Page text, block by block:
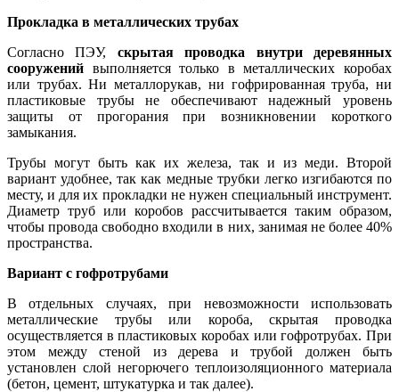
Прокладка в металлических трубах
СогласноПЭУ, скрытая проводка внутри деревянных
сооружений выполняется только в металлических коробах
или трубах. Ниметаллорукав, ни гофрированная труба, ни
пластиковые трубы не обеспечивают надежный уровень
защиты от прогорания при возникновении короткого
замыкания.
Трубы могут быть как их железа, так и из меди. Второй
вариант удобнее, так как медные трубки легко изгибаются по
месту, и для их прокладки не нужен специальный инструмент.
Диаметр труб или коробов рассчитывается таким образом,
чтобы провода свободно входили в них, занимая не более 40%
пространства.
Вариант с гофротрубами
В отдельных случаях, при невозможности использовать
металлические трубы или короба, скрытая проводка
осуществляется в пластиковых коробах или гофротрубах. При
этом между стеной из дерева и трубой должен быть
установлен слой негорючего теплоизоляционного материала
(бетон, цемент, штукатурка и так далее).